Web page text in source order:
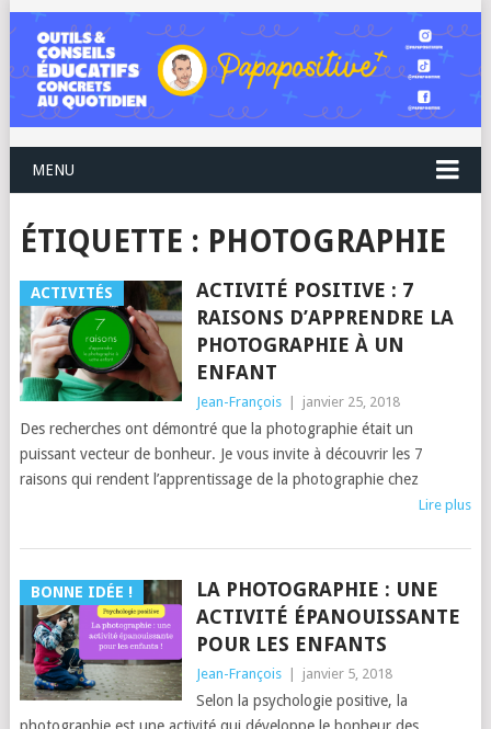
MENU
ÉTIQUETTE : PHOTOGRAPHIE
ACTIVITÉS
ACTIVITÉ POSITIVE : 7
RAISONS D’APPRENDRE LA
PHOTOGRAPHIE À UN
ENFANT
Jean-François janvier 25, 2018
Des recherches ont démontré que la photographie était un
puissant vecteur de bonheur. Je vous invite à découvrir les 7
raisons qui rendent l’apprentissage de la photographie chez
Lire plus
BONNE IDÉE !
LA PHOTOGRAPHIE : UNE
ACTIVITÉ ÉPANOUISSANTE
POUR LES ENFANTS
Jean-François janvier 5, 2018
Selon la psychologie positive, la